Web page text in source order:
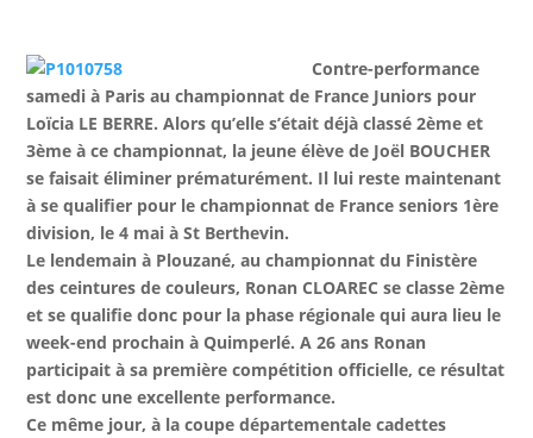
Contre-performance
samedi à Paris au championnat de France Juniors pour
Loïcia LE BERRE. Alors qu’elle s’était déjà classé 2ème et
3ème à ce championnat, la jeune élève de Joël BOUCHER
se faisait éliminer prématurément. Il lui reste maintenant
à se qualifier pour le championnat de France seniors 1ère
division, le 4 mai à St Berthevin.
Le lendemain à Plouzané, au championnat du Finistère
des ceintures de couleurs, Ronan CLOAREC se classe 2ème
et se qualifie donc pour la phase régionale qui aura lieu le
week-end prochain à Quimperlé. A 26 ans Ronan
participait à sa première compétition officielle, ce résultat
est donc une excellente performance.
Ce même jour, à la coupe départementale cadettes